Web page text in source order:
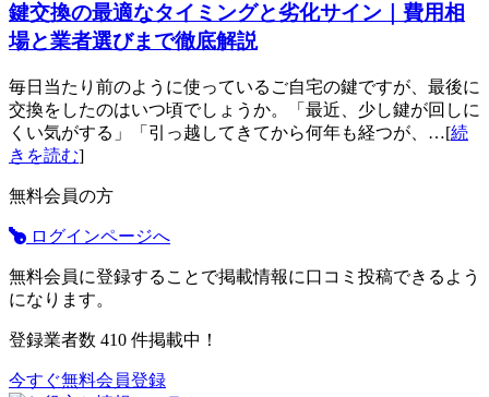
鍵交換の最適なタイミングと劣化サイン｜費用相
場と業者選びまで徹底解説
毎日当たり前のように使っているご自宅の鍵ですが、最後に
交換をしたのはいつ頃でしょうか。「最近、少し鍵が回しに
くい気がする」「引っ越してきてから何年も経つが、…[続
きを読む]
無料会員の方
ログインページへ
無料会員に登録することで掲載情報に口コミ投稿できるよう
になります。
登録業者数 410 件掲載中！
今すぐ無料会員登録